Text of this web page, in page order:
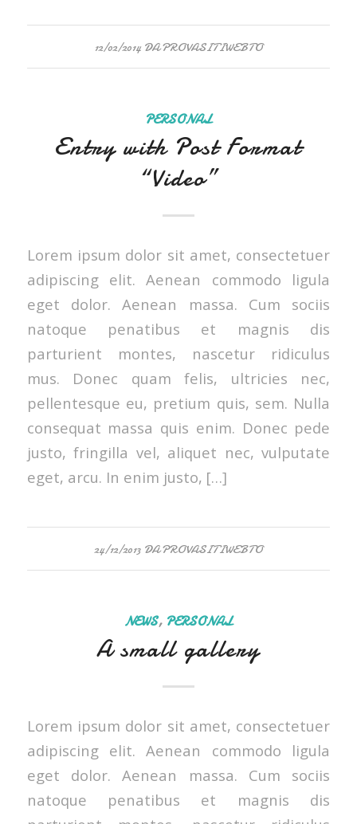
12/02/2014 DAPROVASITIWEBTO
PERSONAL
Entry with Post Format
“Video”
Lorem ipsum dolor sit amet, consectetuer
adipiscing elit. Aenean commodo ligula
eget dolor. Aenean massa. Cum sociis
natoque penatibus et magnis dis
parturient montes, nascetur ridiculus
mus. Donec quam felis, ultricies nec,
pellentesque eu, pretium quis, sem. Nulla
consequat massa quis enim. Donec pede
justo, fringilla vel, aliquet nec, vulputate
eget, arcu. In enim justo, […]
24/12/2013 DAPROVASITIWEBTO
NEWS, PERSONAL
A small gallery
Lorem ipsum dolor sit amet, consectetuer
adipiscing elit. Aenean commodo ligula
eget dolor. Aenean massa. Cum sociis
natoque penatibus et magnis dis